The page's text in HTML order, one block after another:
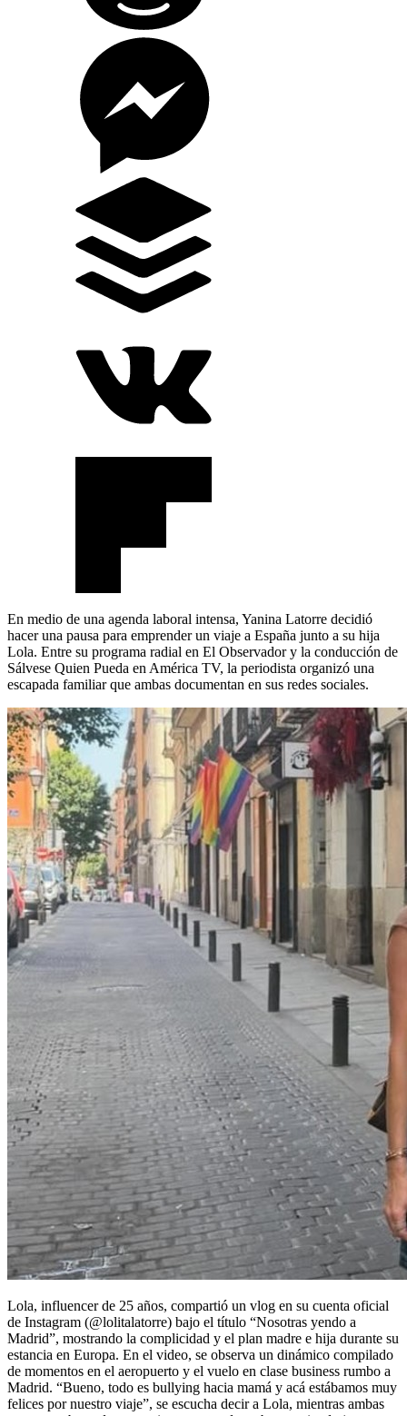
En medio de una agenda laboral intensa, Yanina Latorre decidió
hacer una pausa para emprender un viaje a España junto a su hija
Lola. Entre su programa radial en El Observador y la conducción de
Sálvese Quien Pueda en América TV, la periodista organizó una
escapada familiar que ambas documentan en sus redes sociales.
Lola, influencer de 25 años, compartió un vlog en su cuenta oficial
de Instagram (@lolitalatorre) bajo el título “Nosotras yendo a
Madrid”, mostrando la complicidad y el plan madre e hija durante su
estancia en Europa. En el video, se observa un dinámico compilado
de momentos en el aeropuerto y el vuelo en clase business rumbo a
Madrid. “Bueno, todo es bullying hacia mamá y acá estábamos muy
felices por nuestro viaje”, se escucha decir a Lola, mientras ambas